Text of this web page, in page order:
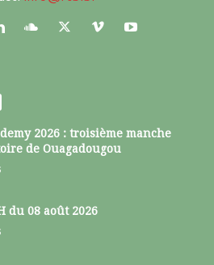
2026 : troisième manche
de Ouagadougou
du 08 août 2026